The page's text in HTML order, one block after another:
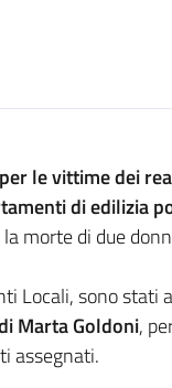
le vittime dei
di edilizia
morte di due
Locali, sono
Marta Goldoni,
assegnati.